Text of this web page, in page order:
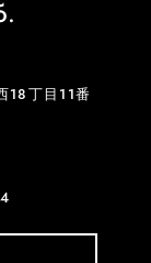
丁目11番